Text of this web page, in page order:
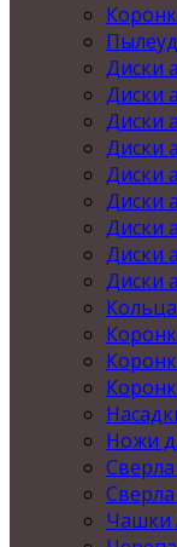
Диски
Диски
Диски
Диски
Диски
Диски
Диски
Диски
Диски
Ножи
Чашки